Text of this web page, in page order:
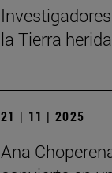
la Tierra
21 | 11 | 2025
Ana